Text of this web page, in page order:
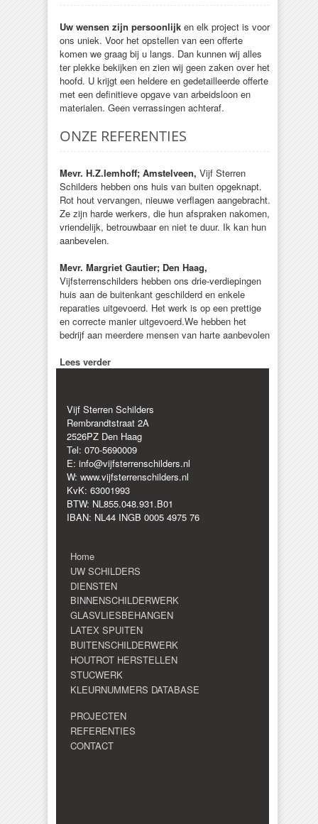
Uw wensen zijn persoonlijk en elk project is voor
ons uniek. Voor het opstellen van een offerte
komen we graag bij u langs. Dan kunnen wij alles
ter plekke bekijken en zien wij geen zaken over het
hoofd. U krijgt een heldere en gedetailleerde offerte
met een definitieve opgave van arbeidsloon en
materialen. Geen verrassingen achteraf.
ONZE REFERENTIES
Mevr. H.Z.Iemhoff; Amstelveen, Vijf Sterren
Schilders hebben ons huis van buiten opgeknapt.
Rot hout vervangen, nieuwe verflagen aangebracht.
Ze zijn harde werkers, die hun afspraken nakomen,
vriendelijk, betrouwbaar en niet te duur. Ik kan hun
aanbevelen.
Mevr. Margriet Gautier; Den Haag,
Vijfsterrenschilders hebben ons drie-verdiepingen
huis aan de buitenkant geschilderd en enkele
reparaties uitgevoerd. Het werk is op een prettige
en correcte manier uitgevoerd.We hebben het
bedrijf aan meerdere mensen van harte aanbevolen
Lees verder
Vijf Sterren Schilders
Rembrandtstraat 2A
2526PZ Den Haag
Tel: 070-5690009
E: info@vijfsterrenschilders.nl
W: www.vijfsterrenschilders.nl
KvK: 63001993
BTW: NL855.048.931.B01
IBAN: NL44 INGB 0005 4975 76
Home
UW SCHILDERS
DIENSTEN
BINNENSCHILDERWERK
GLASVLIESBEHANGEN
LATEX SPUITEN
BUITENSCHILDERWERK
HOUTROT HERSTELLEN
STUCWERK
KLEURNUMMERS DATABASE
PROJECTEN
REFERENTIES
CONTACT